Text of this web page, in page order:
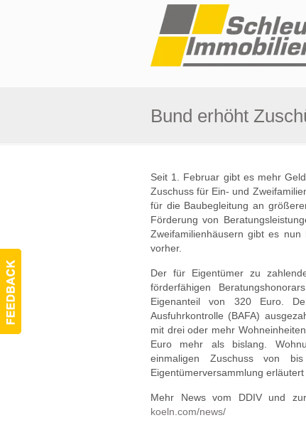
Bund erhöht
Seit 1. Februar gibt es mehr
Zuschuss für Ein- und
für die Baubegleitung an
Förderung von
Zweifamilienhäusern gibt es
vorher.
Der für Eigentümer zu
förderfähigen
Eigenanteil von 320 Euro.
Ausfuhrkontrolle (BAFA)
mit drei oder mehr
Euro mehr als bislang.
einmaligen Zuschuss von
Eigentümerversammlung erläutert
Mehr News vom DDIV und
koeln.com/news/